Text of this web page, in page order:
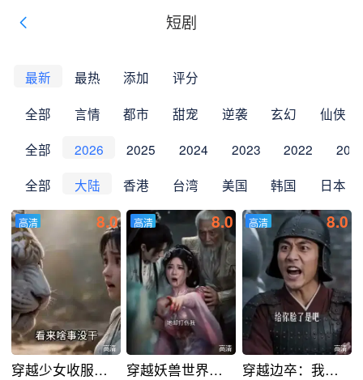
短剧
最新 最热 添加 评分
全部 言情 都市 甜宠 逆袭 玄幻 仙侠
全部 2026 2025 2024 2023 2022
全部 大陆 香港 台湾 美国 韩国 日本
高清
8.0
穿越少女收服四方神兽
高清
高清
高清
8.0
穿越妖兽世界，我觉醒进化系统
高清
高清
高清
8.0
穿越边卒：我捡了罪臣女
高清
高清